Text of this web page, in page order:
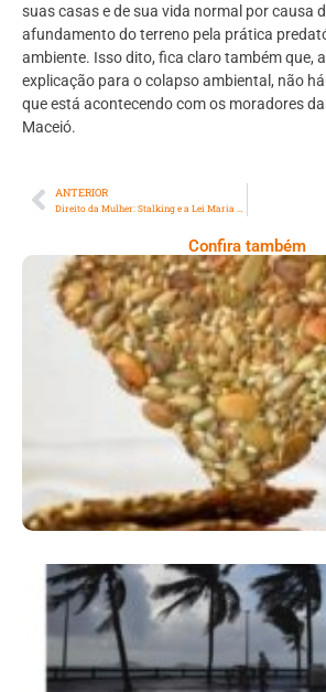
suas casas e de sua vida normal por causa
afundamento do terreno pela prática
ambiente. Isso dito, fica claro também que,
explicação para o colapso ambiental, não
que está acontecendo com os moradores
Maceió.
ANTERIOR
Direito da Mulher: Stalking e a Lei Maria da Penha
Confira também
Comer Bem: Cracker De
Ano X – Número 366 01 A 07
2026